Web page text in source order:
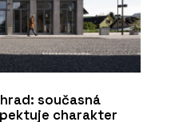
současná
charakter